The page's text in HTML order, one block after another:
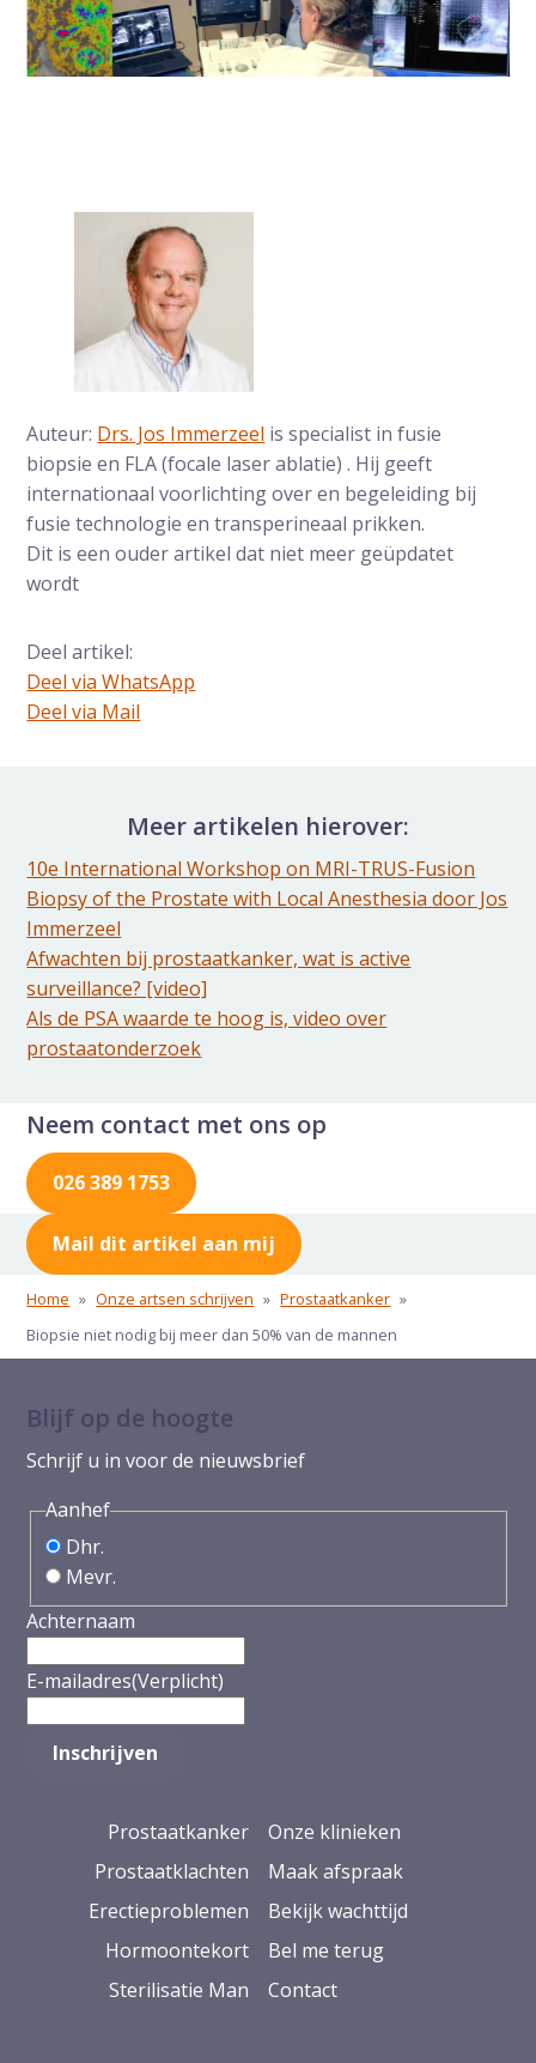
Auteur: Drs. Jos Immerzeel is specialist in fusie
biopsie en FLA (focale laser ablatie) . Hij geeft
internationaal voorlichting over en begeleiding bij
fusie technologie en transperineaal prikken.
Dit is een ouder artikel dat niet meer geüpdatet
wordt
Deel artikel:
Deel via WhatsApp
Deel dit via Whatsapp
Deel via Mail
Meer artikelen hierover:
10e International Workshop on MRI-TRUS-Fusion
Biopsy of the Prostate with Local Anesthesia door Jos
Immerzeel
Afwachten bij prostaatkanker, wat is active
surveillance? [video]
Als de PSA waarde te hoog is, video over
prostaatonderzoek
Neem contact met ons op
026 389 1753
Mail dit artikel aan mij
Home » Onze artsen schrijven » Prostaatkanker »
Biopsie niet nodig bij meer dan 50% van de mannen
Blijf op de hoogte
Schrijf u in voor de nieuwsbrief
Aanhef
Dhr.
Mevr.
Achternaam
E-mailadres(Verplicht)
Prostaatkanker
Prostaatklachten
Erectieproblemen
Hormoontekort
Sterilisatie Man
Onze klinieken
Maak afspraak
Bekijk wachttijd
Bel me terug
Contact